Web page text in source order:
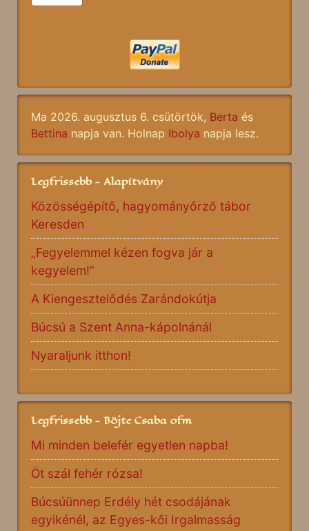
Ma 2026. augusztus 6. csütörtök, Berta és
Bettina napja van. Holnap Ibolya napja lesz.
Legfrissebb - Alapítvány
Közösségépítő, hagyományőrző tábor
Keresden
„Fegyelemmel kézen fogva jár a
kegyelem!”
A Kiengesztelődés Zarándokútja
Búcsú a Szent Anna-kápolnánál
Nyaraljunk itthon!
Legfrissebb - Böjte Csaba ofm
Mi minden belefér egyetlen napba!
Öt szál fehér rózsa!
Búcsúünnep Erdély hét csodájának
egyikénél, az Egyes-kői Irgalmasság